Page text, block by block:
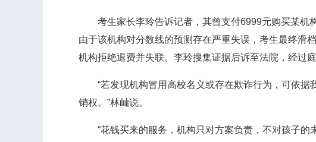
考生家长李玲告诉记者，其曾支付6999元购买某机构
由于该机构对分数线的预测存在严重失误，考生最终滑
机构拒绝退费并失联。李玲搜集证据后诉至法院，经过
“若发现机构冒用高校名义或存在欺诈行为，可依据
销权。”林屾说。
“花钱买来的服务，机构只对方案负责，不对孩子的